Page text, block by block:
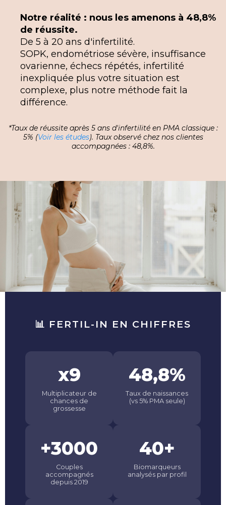
Notre réalité : nous les amenons à 48,8%
de réussite.
De 5 à 20 ans d'infertilité.
SOPK, endométriose sévère, insuffisance
ovarienne, échecs répétés, infertilité
inexpliquée plus votre situation est
complexe, plus notre méthode fait la
différence.
*Taux de réussite après 5 ans d'infertilité en PMA classique :
5% (Voir les études). Taux observé chez nos clientes
accompagnées : 48,8%.
📊 FERTIL-IN EN CHIFFRES
x9
Multiplicateur de
chances de
grossesse
48,8%
Taux de naissances
(vs 5% PMA seule)
+3000
Couples
accompagnés
depuis 2019
40+
Biomarqueurs
analysés par profil